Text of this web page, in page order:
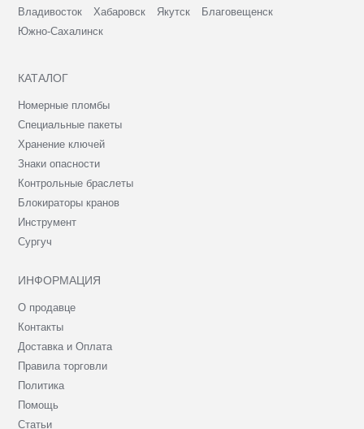
Владивосток Хабаровск Якутск
Благовещенск
Южно-Сахалинск
КАТАЛОГ
Номерные пломбы
Специальные пакеты
Хранение ключей
Знаки опасности
Контрольные браслеты
Блокираторы кранов
Инструмент
Сургуч
ИНФОРМАЦИЯ
О продавце
Контакты
Доставка и Оплата
Правила торговли
Политика
Помощь
Статьи